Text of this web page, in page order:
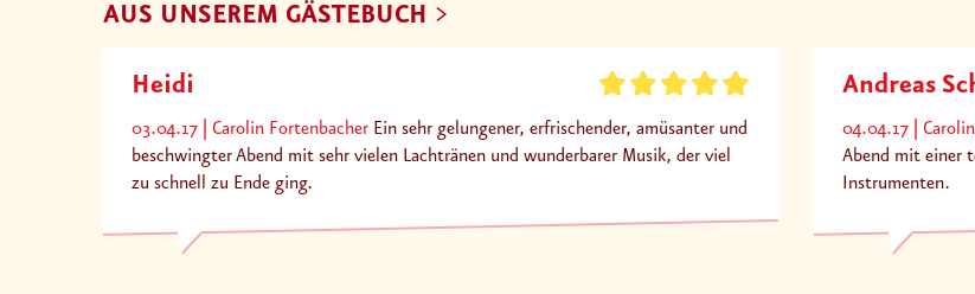
AUS UNSEREM GÄSTEBUCH
Heidi
03.04.17 Carolin Fortenbacher Ein sehr gelungener, erfrischender, amüsanter und
beschwingter Abend mit sehr vielen Lachtränen und wunderbarer Musik, der viel
zu schnell zu Ende ging.
Andreas
04.04.17
Abend mit einer
Instrumenten.